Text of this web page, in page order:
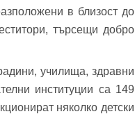
в близост до
търсещи добро
училища, здравни
институции са 149
няколко детски